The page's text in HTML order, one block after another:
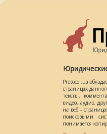
Protocol.ua
страницах
тексты,
видео, аудио,
на веб -
поисковыми
понимается